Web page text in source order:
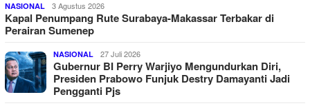
NASIONAL 3 Agustus 2026
Kapal Penumpang Rute Surabaya-Makassar Terbakar di
Perairan Sumenep
NASIONAL 27 Juli 2026
Gubernur BI Perry Warjiyo Mengundurkan Diri,
Presiden Prabowo Funjuk Destry Damayanti Jadi
Pengganti Pjs